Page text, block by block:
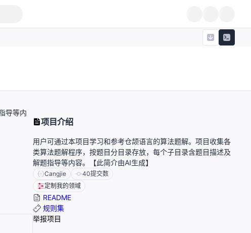
导等内
项目介绍
用户可通过本项目学习和参考仓颉语言的算法题解。项目收集各
类算法题解程序，按题目分目录存放，每个子目录含题目描述及
解题指导等内容。【此简介由AI生成】
Cangjie 40提交数
定制我的领域
README
规则集
举报项目